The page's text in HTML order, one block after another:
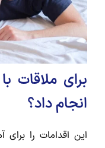
برای ملاقات
انجام داد؟
این اقدامات را